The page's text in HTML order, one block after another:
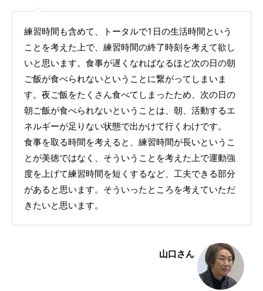
練習時間も含めて、トータルで1日の生活時間という
ことを考えた上で、練習時間の終了時刻を考えて欲し
いと思います。食事が遅くなればなるほど次の日の朝
ご飯が食べられないということに繋がってしまいま
す。夜ご飯をたくさん食べてしまったため、次の日の
朝ご飯が食べられないということは、朝、活動するエ
ネルギーが足りない状態で出かけて行くわけです。
食事を取る時間を考えると、練習時間が長いというこ
とが美徳ではなく、そういうことを考えた上で運動強
度を上げて練習時間を短くするなど、工夫できる部分
があると思います。そういったところを考えていただ
きたいと思います。
山口さん